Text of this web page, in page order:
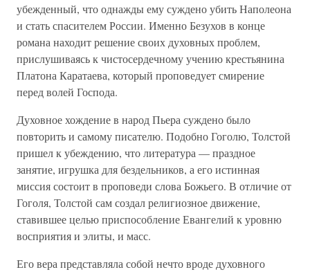
убежденный, что однажды ему суждено убить Наполеона
и стать спасителем России. Именно Безухов в конце
романа находит решение своих духовных проблем,
прислушиваясь к чистосердечному учению крестьянина
Платона Каратаева, который проповедует смирение
перед волей Господа.
Духовное хождение в народ Пьера суждено было
повторить и самому писателю. Подобно Гоголю, Толстой
пришел к убеждению, что литература — праздное
занятие, игрушка для бездельников, а его истинная
миссия состоит в проповеди слова Божьего. В отличие от
Гоголя, Толстой сам создал религиозное движение,
ставившее целью приспособление Евангелий к уровню
восприятия и элиты, и масс.
Его вера представляла собой нечто вроде духовного